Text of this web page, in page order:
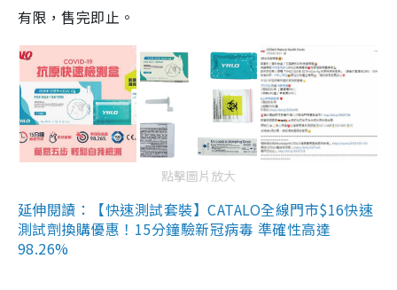
有限，售完即止。
點擊圖片放大
延伸閱讀：【快速測試套裝】CATALO全線門市$16快速
測試劑換購優惠！15分鐘驗新冠病毒 準確性高達
98.26%